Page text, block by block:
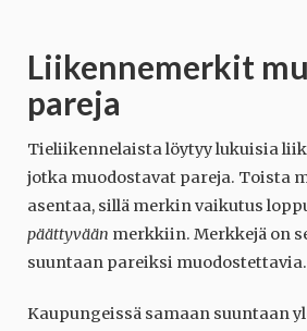
Liikennemerkit
pareja
Tieliikennelaista löytyy lukuisia
jotka muodostavat pareja. Toista
asentaa, sillä merkin vaikutus
päättyvään merkkiin. Merkkejä on
suuntaan pareiksi muodostettavia.
Kaupungeissä samaan suuntaan